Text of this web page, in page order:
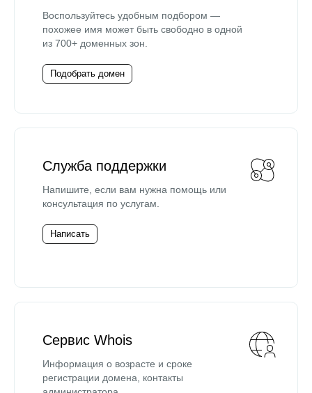
Воспользуйтесь удобным подбором —
похожее имя может быть свободно в одной
из 700+ доменных зон.
Подобрать домен
Служба поддержки
Напишите, если вам нужна помощь или
консультация по услугам.
Написать
Сервис Whois
Информация о возрасте и сроке
регистрации домена, контакты